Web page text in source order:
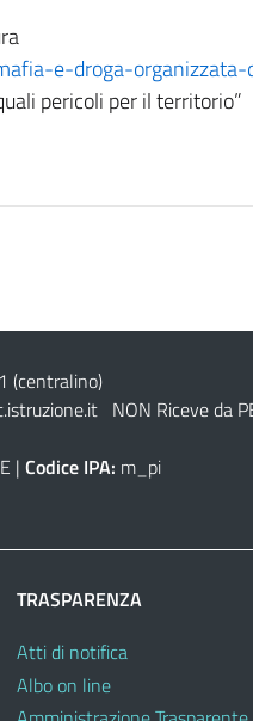
e-droga-organizzata-
pericoli per il territorio”
(centralino)
NON Riceve
| Codice IPA:
TRASPARENZA
Atti di notifica
Albo on line